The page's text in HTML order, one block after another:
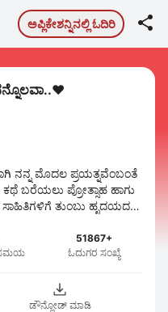
ಅಪ್ಲಿಕೇಶನ್ನಿನಲ್ಲಿ ಓದಿರಿ 
ಬರೆಯಲು ಪ್ರೋತ್ಸಾಹ ಹಾಗು
ತುಂಬು ಹೃದಯದ
ಸಮಯ
51867+
ಓದುಗರ ಸಂಖ್ಯೆ
ಡೌನ್ಲೋಡ್ ಮಾಡಿ